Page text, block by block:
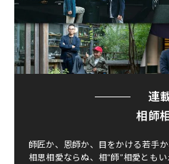
連
相師
師匠か、恩師か、目をかける若手
相思相愛ならぬ、相“師”相愛とも